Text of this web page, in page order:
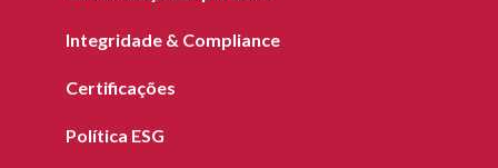
Integridade & Compliance
Certificações
Política ESG